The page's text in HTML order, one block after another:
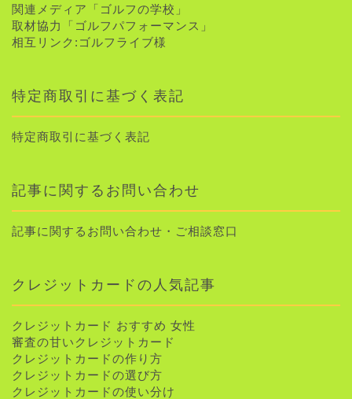
関連メディア「ゴルフの学校」
取材協力「ゴルフパフォーマンス」
相互リンク: ゴルフライブ様
特定商取引に基づく表記
特定商取引に基づく表記
記事に関するお問い合わせ
記事に関するお問い合わせ・ご相談窓口
クレジットカードの人気記事
クレジットカード おすすめ 女性
審査の甘いクレジットカード
クレジットカードの作り方
クレジットカードの選び方
クレジットカードの使い分け